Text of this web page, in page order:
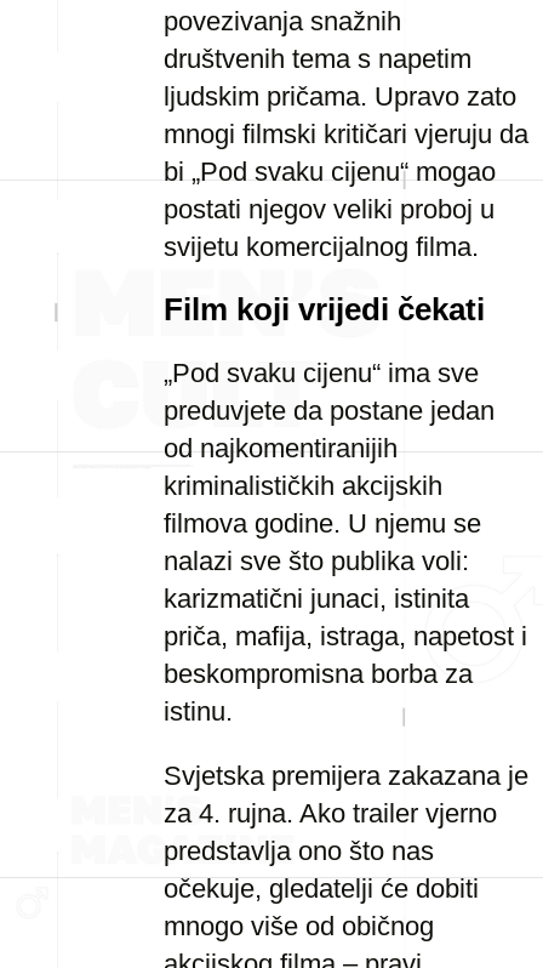
povezivanja snažnih
društvenih tema s napetim
ljudskim pričama. Upravo zato
mnogi filmski kritičari vjeruju da
bi „Pod svaku cijenu“ mogao
postati njegov veliki proboj u
svijetu komercijalnog filma.
Film koji vrijedi čekati
„Pod svaku cijenu“ ima sve
preduvjete da postane jedan
od najkomentiranijih
kriminalističkih akcijskih
filmova godine. U njemu se
nalazi sve što publika voli:
karizmatični junaci, istinita
priča, mafija, istraga, napetost i
beskompromisna borba za
istinu.
Svjetska premijera zakazana je
za 4. rujna. Ako trailer vjerno
predstavlja ono što nas
očekuje, gledatelji će dobiti
mnogo više od običnog